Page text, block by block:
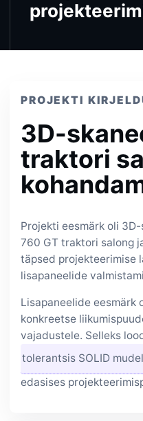
PROJEKTI
3D-
traktori
Projekti eesmärk oli
760 GT traktori salong
täpsed projekteerimise
lisapaneelide
Lisapaneelide eesmärk
konkreetse
vajadustele. Selleks
tolerantsis SOLID mudel
edasises